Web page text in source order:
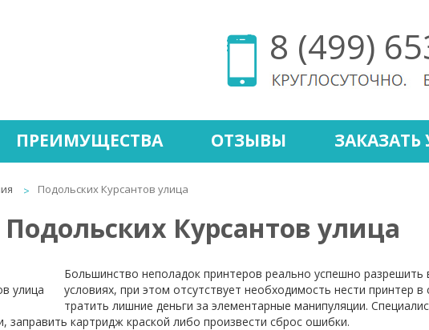
8 (499)
ПРЕИМУЩЕСТВА ОТЗЫВЫ ЗАКАЗАТЬ
Подольских Курсантов улица
Курсантов улица
Большинство неполадок принтеров реально успешно
условиях, при этом отсутствует необходимость нести принтер в
тратить лишние деньги за элементарные манипуляции.
заправить картридж краской либо произвести сброс ошибки.